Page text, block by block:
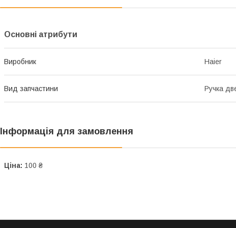
Основні атрибути
Виробник Haier
Вид запчастини Ручка
Інформація для замовлення
Ціна: 100 ₴